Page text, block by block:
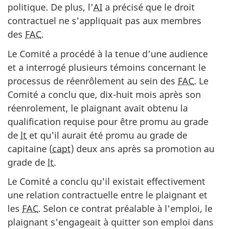
politique. De plus, l'AI a précisé que le droit
contractuel ne s'appliquait pas aux membres
des FAC.
Le Comité a procédé à la tenue d'une audience
et a interrogé plusieurs témoins concernant le
processus de réenrôlement au sein des FAC. Le
Comité a conclu que, dix-huit mois après son
réenrolement, le plaignant avait obtenu la
qualification requise pour être promu au grade
de lt et qu'il aurait été promu au grade de
capitaine (capt) deux ans après sa promotion au
grade de lt.
Le Comité a conclu qu'il existait effectivement
une relation contractuelle entre le plaignant et
les FAC. Selon ce contrat préalable à l'emploi, le
plaignant s'engageait à quitter son emploi dans